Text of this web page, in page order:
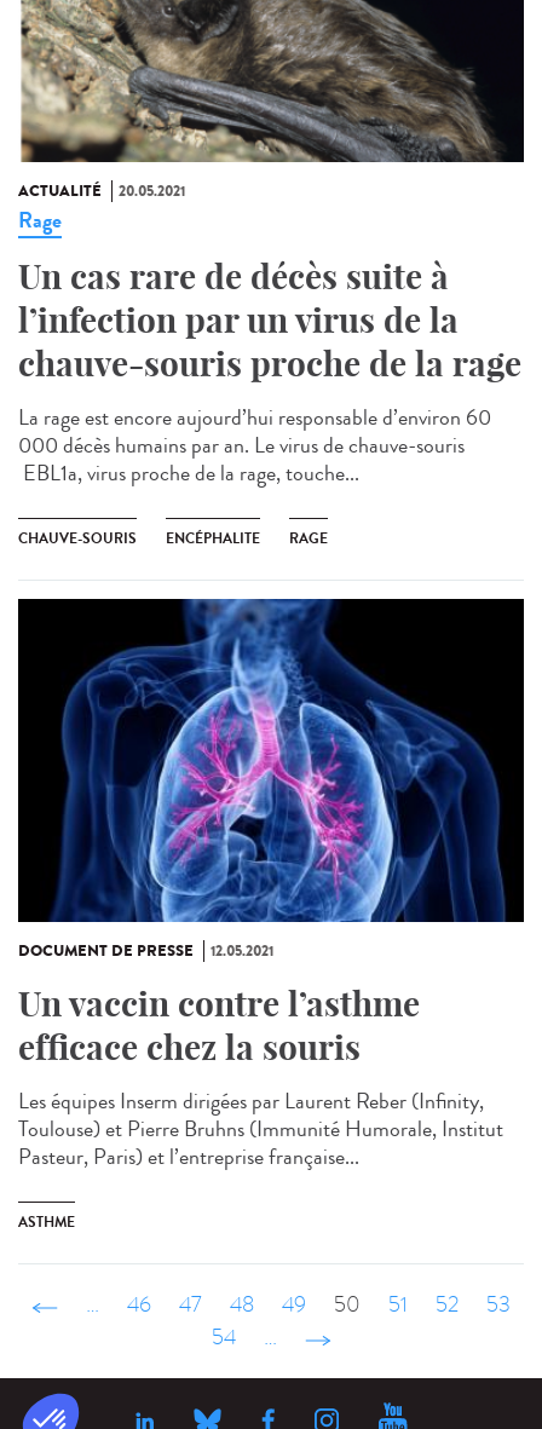
ACTUALITÉ 20.05.2021
Rage
Un cas rare de décès suite à
l’infection par un virus de la
chauve-souris proche de la rage
La rage est encore aujourd’hui responsable d’environ 60
000 décès humains par an. Le virus de chauve-souris
EBL1a, virus proche de la rage, touche...
CHAUVE-SOURIS ENCÉPHALITE RAGE
DOCUMENT DE PRESSE 12.05.2021
Un vaccin contre l’asthme
efficace chez la souris
Les équipes Inserm dirigées par Laurent Reber (Infinity,
Toulouse) et Pierre Bruhns (Immunité Humorale, Institut
Pasteur, Paris) et l’entreprise française...
ASTHME
‹ précédent
… 46 47 48 49 50 51 52
53
54
… suivant ›